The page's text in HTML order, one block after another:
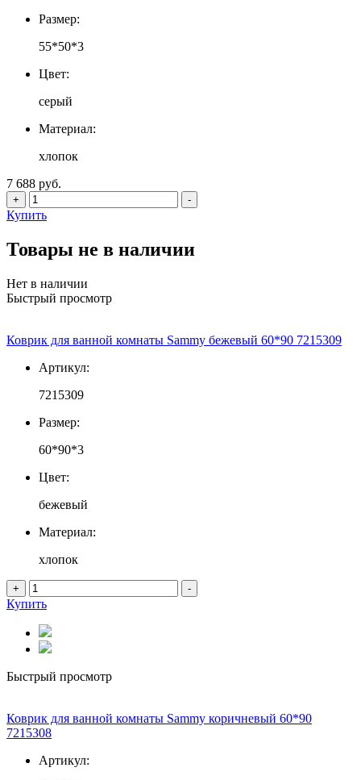
Размер:
55*50*3
Цвет:
серый
Материал:
хлопок
7 688 руб.
+ -
Купить
Товары не в наличии
Нет в наличии
Быстрый просмотр
Коврик для ванной комнаты Sammy бежевый 60*90 7215309
Артикул:
7215309
Размер:
60*90*3
Цвет:
бежевый
Материал:
хлопок
+ -
Купить
Быстрый просмотр
Коврик для ванной комнаты Sammy коричневый 60*90
7215308
Артикул: